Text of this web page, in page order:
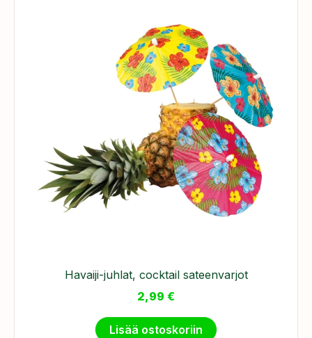
Havaiji-juhlat, cocktail sateenvarjot
2,99 €
Lisää ostoskoriin